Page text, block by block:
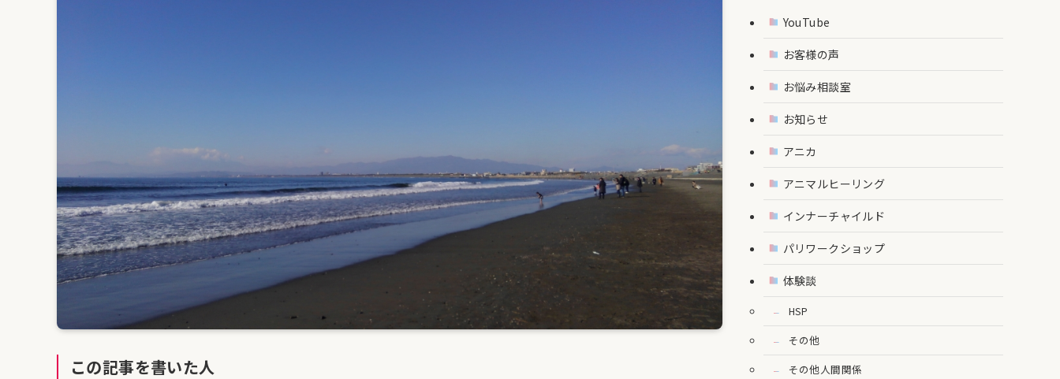
この記事を書いた人
YouTube
お客様の声
お悩み相談室
お知らせ
アニカ
アニマルヒーリング
インナーチャイルド
パリワークショップ
体験談
HSP
その他
その他人間関係